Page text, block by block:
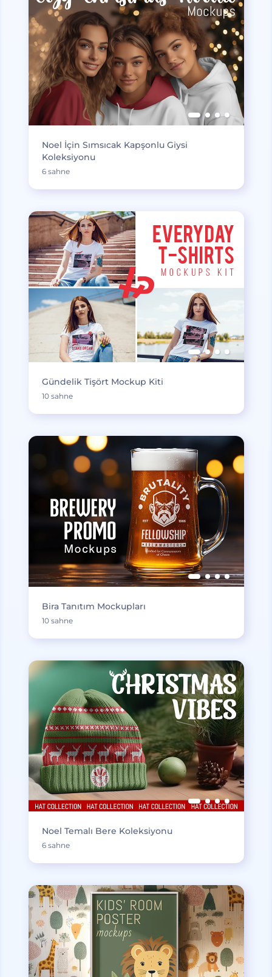
Noel İçin Sımsıcak Kapşonlu Giysi
Koleksiyonu
6 sahne
Gündelik Tişört Mockup Kiti
10 sahne
Bira Tanıtım Mockupları
10 sahne
Noel Temalı Bere Koleksiyonu
6 sahne